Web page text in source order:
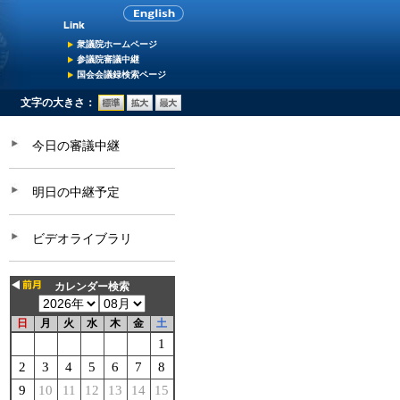
衆議院ホームページ
参議院審議中継
国会会議録検索ページ
文字の大きさ：
今日の審議中継
明日の中継予定
ビデオライブラリ
カレンダー検索
日 月 火 水 木 金 土
1
2
3 4 5 6 7
8
9
10 11 12 13 14
15